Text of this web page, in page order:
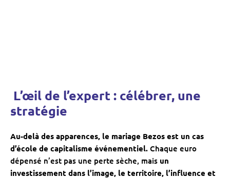
️ L’œil de l’expert : célébrer, une
stratégie
Au-delà des apparences, le mariage Bezos est un cas
d’école de capitalisme événementiel. Chaque euro
dépensé n’est pas une perte sèche, mais un
investissement dans l’image, le territoire, l’influence et